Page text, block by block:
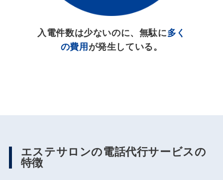
入電件数は少ないのに、無駄に多く
の費用 が発生している。
エステサロンの電話代行サービスの
特徴